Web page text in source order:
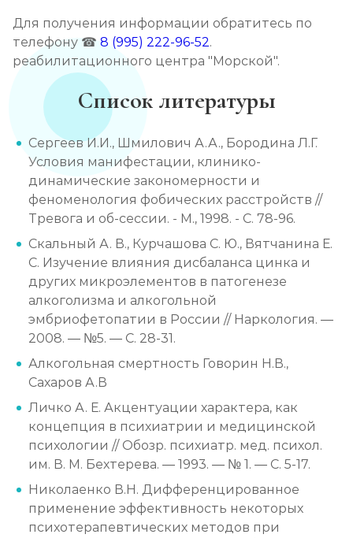
Для получения информации обратитесь по
телефону ☎ 8 (995) 222-96-52.
реабилитационного центра "Морской".
Список литературы
Сергеев И.И., Шмилович А.А., Бородина Л.Г.
Условия манифестации, клинико-
динамические закономерности и
феноменология фобических расстройств //
Тревога и об-сессии. - М., 1998. - С. 78-96.
Скальный А. В., Курчашова С. Ю., Вятчанина Е.
С. Изучение влияния дисбаланса цинка и
других микроэлементов в патогенезе
алкоголизма и алкогольной
эмбриофетопатии в России // Наркология. —
2008. — №5. — С. 28-31.
Алкогольная смертность Говорин Н.В.,
Сахаров А.В
Личко А. Е. Акцентуации характера, как
концепция в психиатрии и медицинской
психологии // Обозр. психиатр. мед. психол.
им. В. М. Бехтерева. — 1993. — № 1. — С. 5-17.
Николаенко В.Н. Дифференцированное
применение эффективность некоторых
психотерапевтических методов при